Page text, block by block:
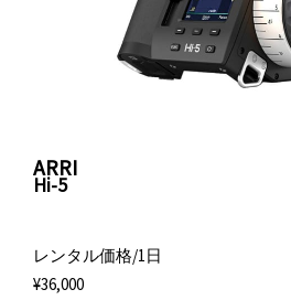
ARRI
Hi-5
レンタル価格/1日
¥36,000